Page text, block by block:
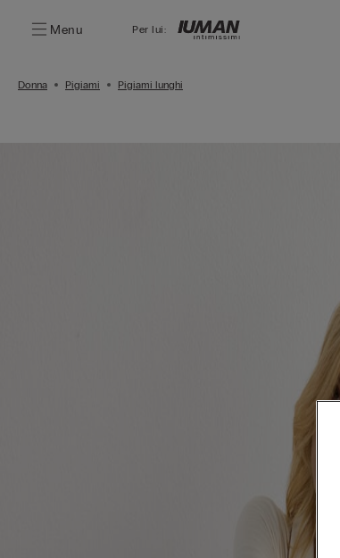
Menu Per lui:
Donna Pigiami Pigiami lunghi